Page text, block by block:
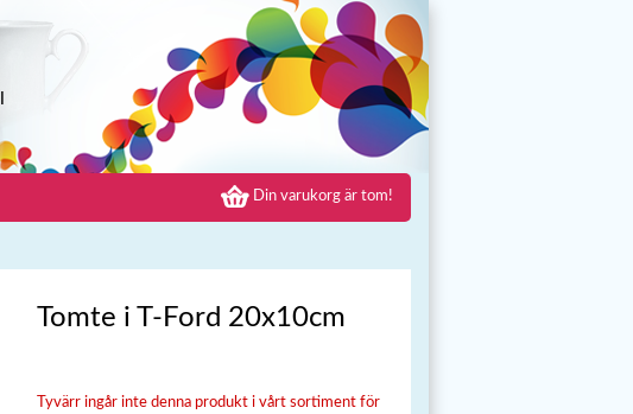
Din varukorg är tom!
Tomte i T-Ford 20x10cm
Tyvärr ingår inte denna produkt i vårt sortiment för